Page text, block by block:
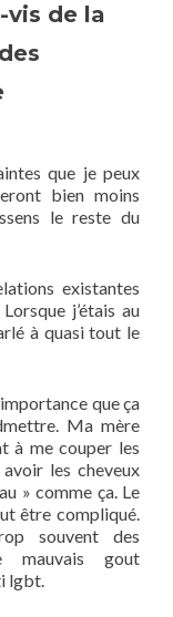
vis de la
que je peux
bien moins
le reste du
existantes
j’étais au
à quasi tout le
que ça
Ma mère
à me couper les
les cheveux
» comme ça. Le
être compliqué.
souvent des
mauvais gout
lgbt.